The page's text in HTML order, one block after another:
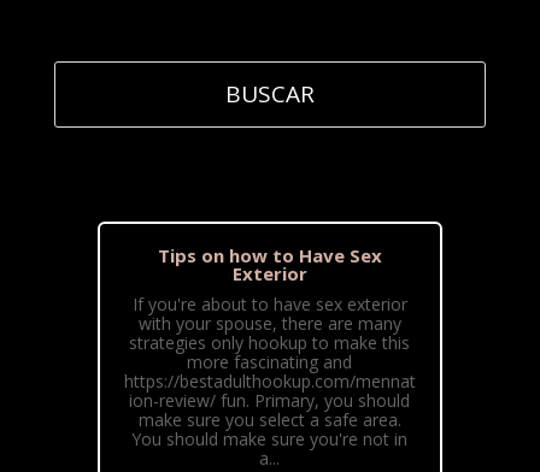
Tips on how to Have Sex
Exterior
If you're about to have sex exterior
with your spouse, there are many
strategies only hookup to make this
more fascinating and
https://bestadulthookup.com/mennat
ion-review/ fun. Primary, you should
make sure you select a safe area.
You should make sure you're not in
a...